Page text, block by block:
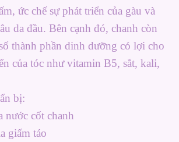
ức chế sự phát triển của gàu và
da đầu. Bên cạnh đó, chanh còn
thành phần dinh dưỡng có lợi cho
của tóc như vitamin B5, sắt, kali,
bị:
nước cốt chanh
giấm táo